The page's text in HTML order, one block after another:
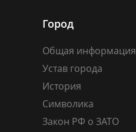
Город
Общая информация
Устав города
История
Символика
Закон РФ о ЗАТО